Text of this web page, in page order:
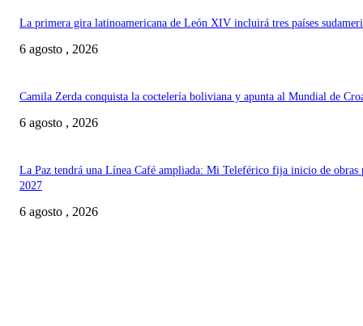
La primera gira latinoamericana de León XIV incluirá tres países
6 agosto , 2026
Camila Zerda conquista la coctelería boliviana y apunta al Mundial de
6 agosto , 2026
La Paz tendrá una Línea Café ampliada: Mi Teleférico fija inicio de obras
2027
6 agosto , 2026